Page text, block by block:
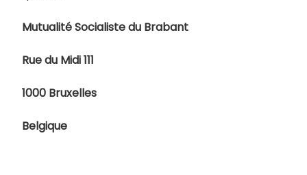
Mutualité Socialiste du Brabant
Rue du Midi 111
1000 Bruxelles
Belgique